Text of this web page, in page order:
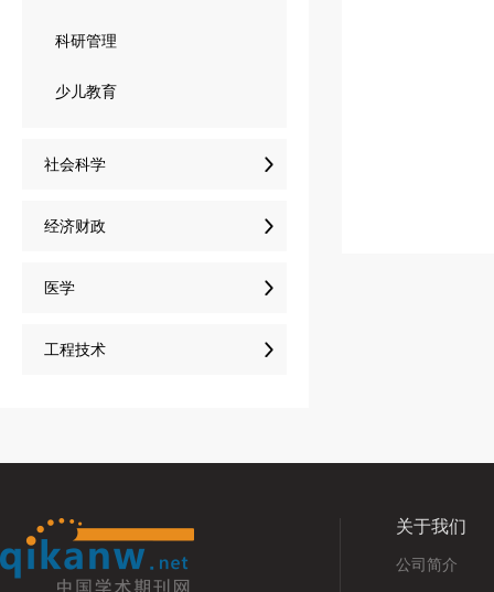
科研管理
少儿教育
社会科学 
经济财政 
医学 
工程技术 
关于我们
公司简介